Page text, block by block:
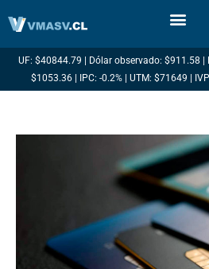
UF: $40844.79 | Dólar observado: $911.58 |
$1053.36 | IPC: -0.2% | UTM: $71649 |